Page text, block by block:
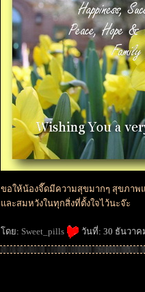
ขอให้น้องจี๊ดมีความสุขมากๆ สุขภาพ
ละสมหวังในทุกสิ่งที่ตั้งใจไว้นะจ๊ะ
ดย: Sweet_pills วันที่: 30 ธันวาค